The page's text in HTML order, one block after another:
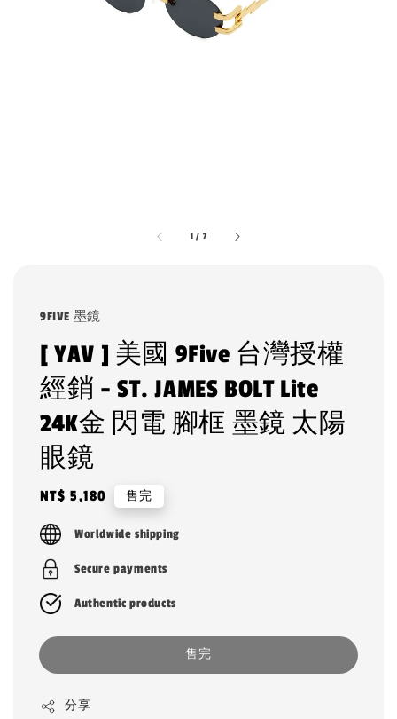
1 / 7
9FIVE 墨鏡
[ YAV ] 美國 9Five 台灣授權
經銷 - ST. JAMES BOLT Lite
24K金 閃電 腳框 墨鏡 太陽
眼鏡
Regular
price
NT$ 5,180 售完
Worldwide shipping
Secure payments
Authentic products
售完
分享